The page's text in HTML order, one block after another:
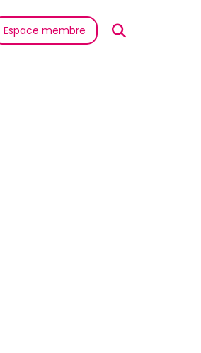
Espace membre